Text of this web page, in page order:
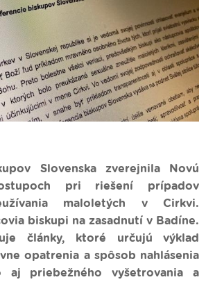
Slovenska zverejnila Novú
pri riešení prípadov
maloletých v Cirkvi.
biskupi na zasadnutí v Badíne.
články, ktoré určujú výklad
opatrenia a spôsob nahlásenia
aj priebežného vyšetrovania a